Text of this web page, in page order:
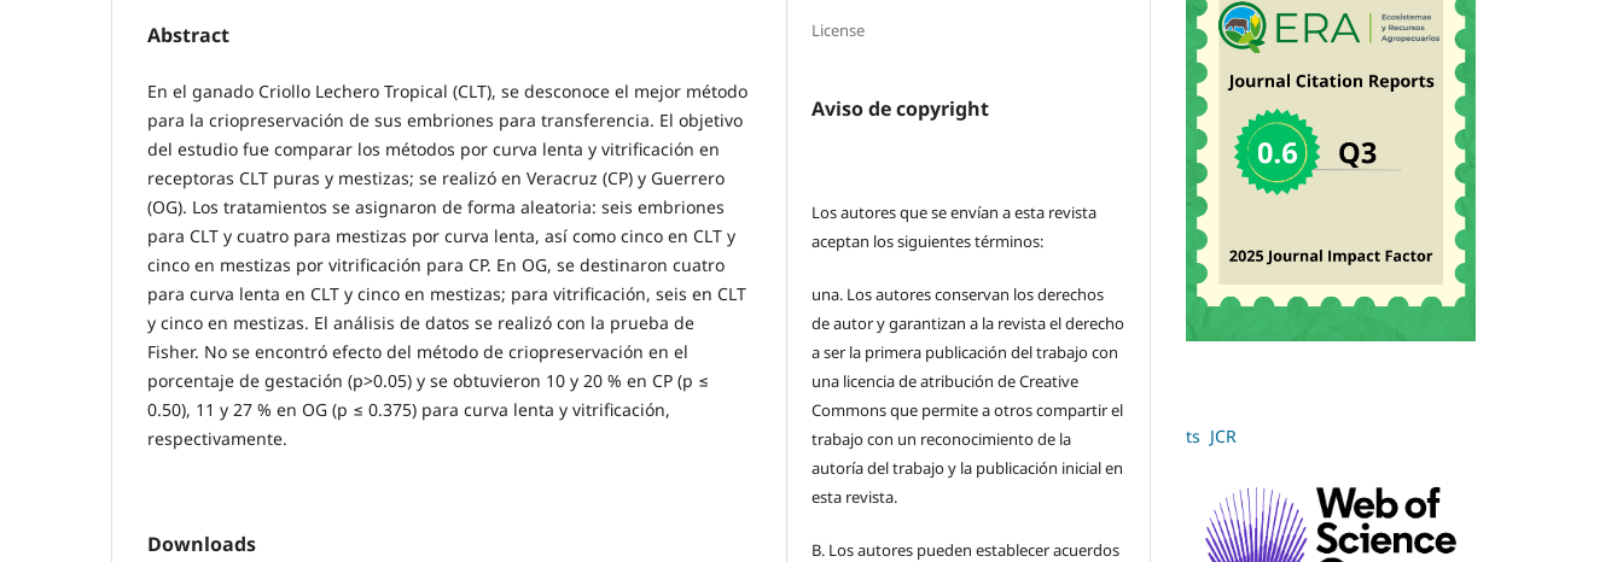
Abstract
En el ganado Criollo Lechero Tropical (CLT), se desconoce el mejor método
para la criopreservación de sus embriones para transferencia. El objetivo
del estudio fue comparar los métodos por curva lenta y vitrificación en
receptoras CLT puras y mestizas; se realizó en Veracruz (CP) y Guerrero
(OG). Los tratamientos se asignaron de forma aleatoria: seis embriones
para CLT y cuatro para mestizas por curva lenta, así como cinco en CLT y
cinco en mestizas por vitrificación para CP. En OG, se destinaron cuatro
para curva lenta en CLT y cinco en mestizas; para vitrificación, seis en CLT
y cinco en mestizas. El análisis de datos se realizó con la prueba de
Fisher. No se encontró efecto del método de criopreservación en el
porcentaje de gestación (p>0.05) y se obtuvieron 10 y 20 % en CP (p ≤
0.50), 11 y 27 % en OG (p ≤ 0.375) para curva lenta y vitrificación,
respectivamente.
Downloads
License
Aviso de copyright
Los autores que se envían a esta revista
aceptan los siguientes términos:
una. Los autores conservan los derechos
de autor y garantizan a la revista el derecho
a ser la primera publicación del trabajo con
una licencia de atribución de Creative
Commons que permite a otros compartir el
trabajo con un reconocimiento de la
autoría del trabajo y la publicación inicial en
esta revista.
B. Los autores pueden establecer acuerdos
ts JCR